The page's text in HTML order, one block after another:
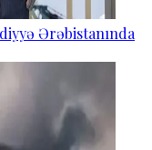
Ərəbistanında